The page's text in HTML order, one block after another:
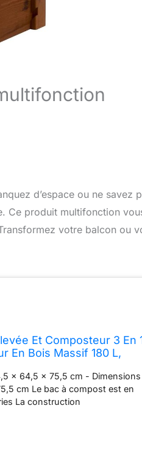
d’espace ou ne savez
Ce produit multifonction
votre balcon ou
Et Composteur 3 En
En Bois Massif 180 L,
x 64,5 x 75,5 cm - Dimensions
cm Le bac à compost est en
La construction
urbain sur le balcon Fabriqué
à la fabrication à la main